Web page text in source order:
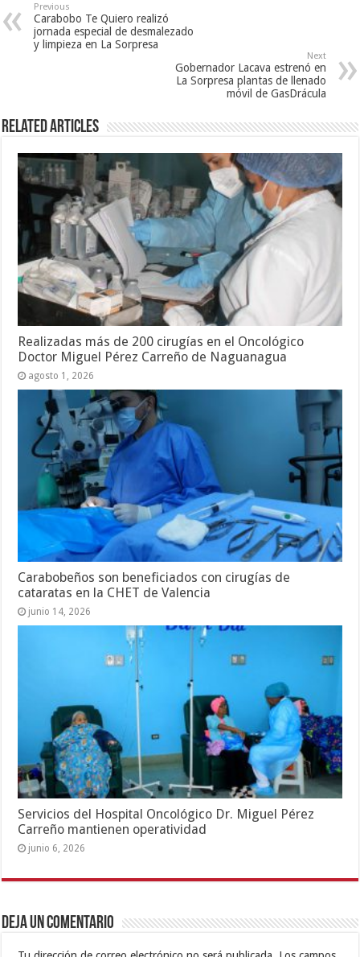
Previous
Carabobo Te Quiero realizó
jornada especial de desmalezado
y limpieza en La Sorpresa
Next
Gobernador Lacava estrenó en
La Sorpresa plantas de llenado
móvil de GasDrácula
Related Articles
Realizadas más de 200 cirugías en el Oncológico
Doctor Miguel Pérez Carreño de Naguanagua
agosto 1, 2026
Carabobeños son beneficiados con cirugías de
cataratas en la CHET de Valencia
junio 14, 2026
Servicios del Hospital Oncológico Dr. Miguel Pérez
Carreño mantienen operatividad
junio 6, 2026
Deja un comentario